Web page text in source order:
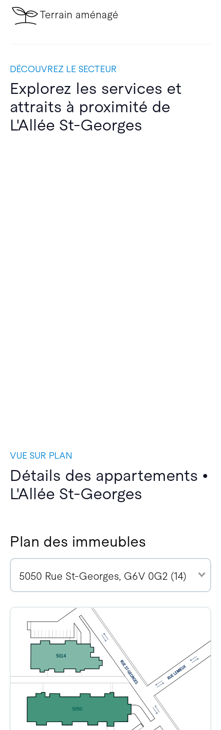
Terrain aménagé
DÉCOUVREZ LE SECTEUR
Explorez les services et
attraits à proximité de
L'Allée St-Georges
VUE SUR PLAN
Détails des appartements •
L'Allée St-Georges
Plan des immeubles
5050 Rue St-Georges, G6V 0G2 (14)